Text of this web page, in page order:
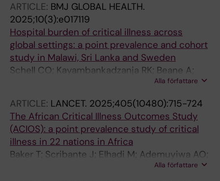
ARTICLE: BMJ GLOBAL HEALTH.
2025;10(3):e017119
Hospital burden of critical illness across
global settings: a point prevalence and cohort
study in Malawi, Sri Lanka and Sweden
Schell CO; Kayambankadzanja RK; Beane A;
Wellhagen A; Kodippily C; Hvarfner A; Banda G;
Jegathesan N; Hintze C; Wijesiriwardana W;
Warnberg MG; Sujeewa JA; Kachingwe M;
Bjurling-Sjoberg P; Mbingwani I; Kalibwe
Mkandawire A; Sjoestedt H; Kumwenda-
Mwafulirwa W; Rajendra S; Dzinjalamala OK;
Lundborg CS; Mndolo KS; Lipcsey M; Haniffa R;
Alla författare
ARTICLE: LANCET. 2025;405(10480):715-724
The African Critical Illness Outcomes Study
(ACIOS): a point prevalence study of critical
illness in 22 nations in Africa
Baker T; Scribante J; Elhadi M; Ademuyiwa AO;
Osinaike B; Owoo C; Sottie D; Khalid K; Hewitt-
Alla författare